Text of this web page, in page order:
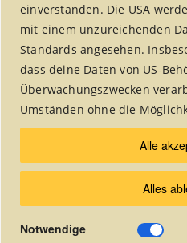
einverstanden. Die USA
mit einem unzureichenden
Standards angesehen.
dass deine Daten von US-
Überwachungszwecken
Umständen ohne die
Alles
Alle
Notwendige
1